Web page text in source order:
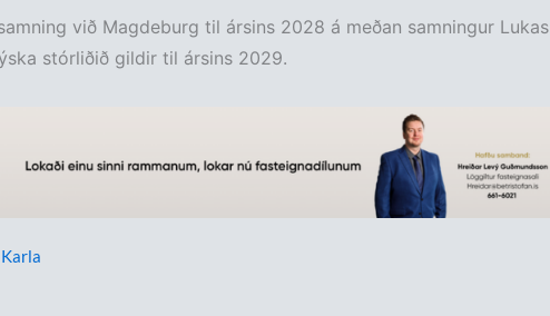
við Magdeburg til ársins 2028 á meðan samningur Lukas
stórliðið gildir til ársins 2029.